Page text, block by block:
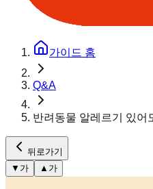
가이드 홈
Q&A
반려동물 알레르기 있
뒤로가기
▼ 가 ▲ 가